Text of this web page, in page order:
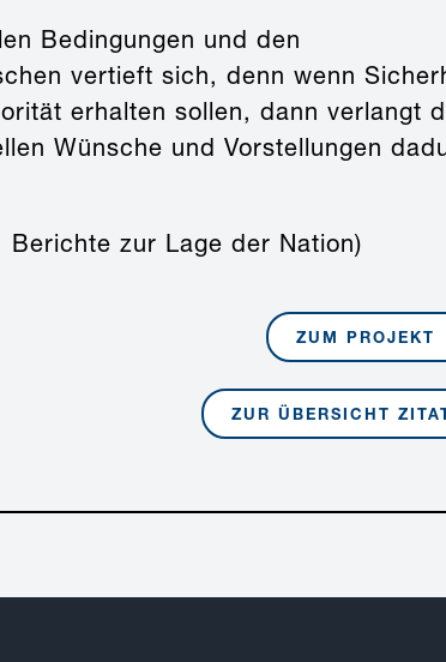
Bedingungen und den
vertieft sich, denn wenn
erhalten sollen, dann verlangt
Wünsche und Vorstellungen
Berichte zur Lage der Nation)
ZUM PROJEKT
ZUR ÜBERSICHT